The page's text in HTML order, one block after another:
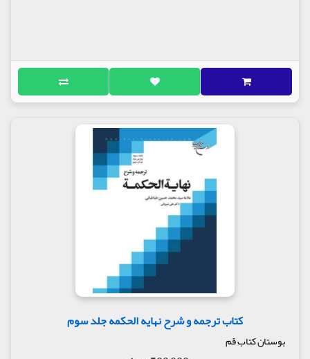
کتاب ترجمه و شرح نهایه الحکمه جلد سوم
بوستان کتاب قم